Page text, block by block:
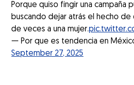
Porque quiso fingir una campaña
buscando dejar atrás el hecho de
de veces a una mujer.
— Por que es tendencia en
September 27, 2025